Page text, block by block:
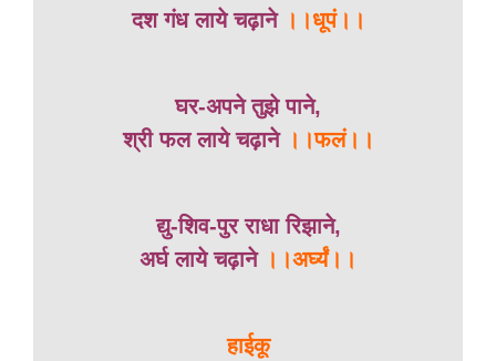
दश गंध लाये चढ़ाने।।धूपं।।
घर-अपने तुझे पाने,
श्री फल लाये चढ़ाने ।।फलं।।
द्यु-शिव-पुर राधा रिझाने,
अर्घ लाये चढ़ाने ।।अर्घ्यं।।
हाईकू